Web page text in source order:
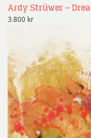
Ardy Strüwer –
3.800 kr